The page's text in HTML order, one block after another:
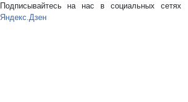
Подписывайтесь на нас в социальных сетях
Яндекс.Дзен